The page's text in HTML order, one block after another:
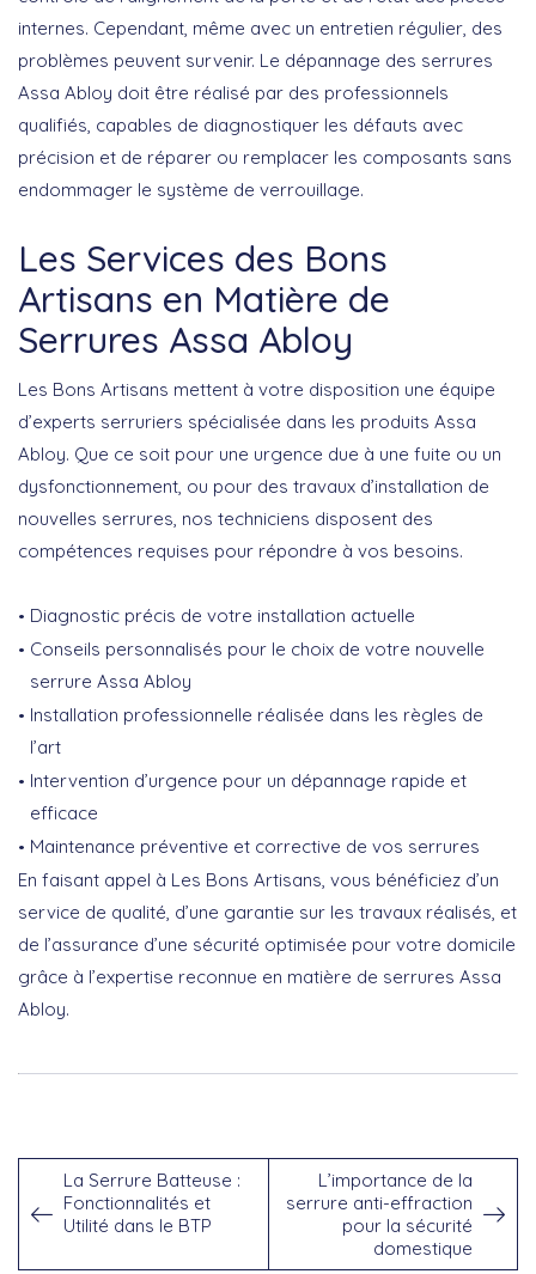
internes. Cependant, même avec un entretien régulier, des
problèmes peuvent survenir. Le dépannage des serrures
Assa Abloy doit être réalisé par des professionnels
qualifiés, capables de diagnostiquer les défauts avec
précision et de réparer ou remplacer les composants sans
endommager le système de verrouillage.
Les Services des Bons
Artisans en Matière de
Serrures Assa Abloy
Les Bons Artisans mettent à votre disposition une équipe
d’experts serruriers spécialisée dans les produits Assa
Abloy. Que ce soit pour une urgence due à une fuite ou un
dysfonctionnement, ou pour des travaux d’installation de
nouvelles serrures, nos techniciens disposent des
compétences requises pour répondre à vos besoins.
Diagnostic précis de votre installation actuelle
Conseils personnalisés pour le choix de votre nouvelle
serrure Assa Abloy
Installation professionnelle réalisée dans les règles de
l’art
Intervention d’urgence pour un dépannage rapide et
efficace
Maintenance préventive et corrective de vos serrures
En faisant appel à Les Bons Artisans, vous bénéficiez d’un
service de qualité, d’une garantie sur les travaux réalisés, et
de l’assurance d’une sécurité optimisée pour votre domicile
grâce à l’expertise reconnue en matière de serrures Assa
Abloy.
La Serrure Batteuse :
Fonctionnalités et
Utilité dans le BTP
L’importance de la
serrure anti-effraction
pour la sécurité
domestique